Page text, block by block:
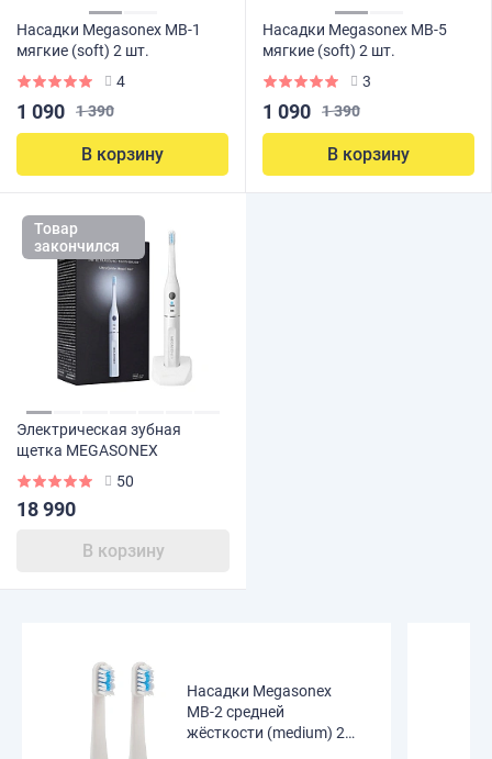
Насадки Megasonex MB-1
мягкие (soft) 2 шт.
4
1 390
1 090
В корзину
Насадки Megasonex MB-5
мягкие (soft) 2 шт.
3
1 390
1 090
В корзину
Товар
закончился
Электрическая зубная
щетка MEGASONEX
50
18 990
В корзину
Насадки Megasonex
MB-2 средней
жёсткости (medium) 2